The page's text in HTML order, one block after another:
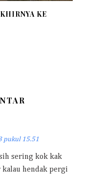
KE
pukul 15.51
sering kok kak
kalau hendak pergi